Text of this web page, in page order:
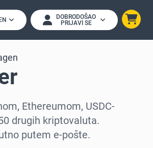
EN
DOBRODOŠAO
PRIJAVI SE
Ethereumom, USDC-
drugih kriptovaluta.
putem e-pošte.